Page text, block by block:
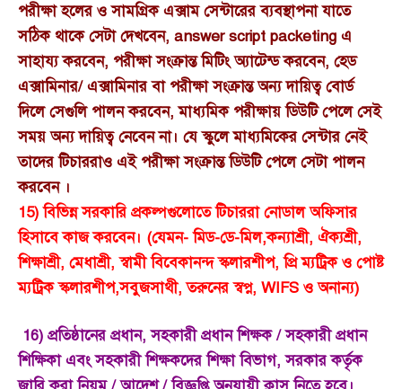
পরীক্ষা হলের ও সামগ্রিক এক্সাম সেন্টারের ব্যবস্থাপনা যাতে
সঠিক থাকে সেটা দেখবেন, answer script packeting এ
সাহায্য করবেন, পরীক্ষা সংক্রান্ত মিটিং অ্যাটেন্ড করবেন, হেড
এক্সামিনার/ এক্সামিনার বা পরীক্ষা সংক্রান্ত অন্য দায়িত্ব বোর্ড
দিলে সেগুলি পালন করবেন, মাধ্যমিক পরীক্ষায় ডিউটি পেলে সেই
সময় অন্য দায়িত্ব নেবেন না। যে স্কুলে মাধ্যমিকের সেন্টার নেই
তাদের টিচাররাও এই পরীক্ষা সংক্রান্ত ডিউটি পেলে সেটা পালন
করবেন ।
15) বিভিন্ন সরকারি প্রকল্পগুলোতে টিচাররা নোডাল অফিসার
হিসাবে কাজ করবেন। (যেমন- মিড-ডে-মিল,কন্যাশ্রী, ঐক্যশ্রী,
শিক্ষাশ্রী, মেধাশ্রী, স্বামী বিবেকানন্দ স্কলারশীপ, প্রি ম্যট্রিক ও পোষ্ট
ম্যট্রিক স্কলারশীপ,সবুজসাথী, তরুনের স্বপ্ন, WIFS ও অনান্য)
16) প্রতিষ্ঠানের প্রধান, সহকারী প্রধান শিক্ষক / সহকারী প্রধান
শিক্ষিকা এবং সহকারী শিক্ষকদের শিক্ষা বিভাগ, সরকার কর্তৃক